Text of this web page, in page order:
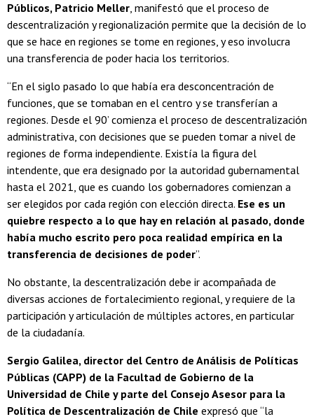
Públicos, Patricio Meller, manifestó que el proceso de
descentralización y regionalización permite que la decisión de lo
que se hace en regiones se tome en regiones, y eso involucra
una transferencia de poder hacia los territorios.
“En el siglo pasado lo que había era desconcentración de
funciones, que se tomaban en el centro y se transferían a
regiones. Desde el 90’ comienza el proceso de descentralización
administrativa, con decisiones que se pueden tomar a nivel de
regiones de forma independiente. Existía la figura del
intendente, que era designado por la autoridad gubernamental
hasta el 2021, que es cuando los gobernadores comienzan a
ser elegidos por cada región con elección directa. Ese es un
quiebre respecto a lo que hay en relación al pasado, donde
había mucho escrito pero poca realidad empírica en la
transferencia de decisiones de poder”.
No obstante, la descentralización debe ir acompañada de
diversas acciones de fortalecimiento regional, y requiere de la
participación y articulación de múltiples actores, en particular
de la ciudadanía.
Sergio Galilea, director del Centro de Análisis de Políticas
Públicas (CAPP) de la Facultad de Gobierno de la
Universidad de Chile y parte del Consejo Asesor para la
Política de Descentralización de Chile expresó que “la